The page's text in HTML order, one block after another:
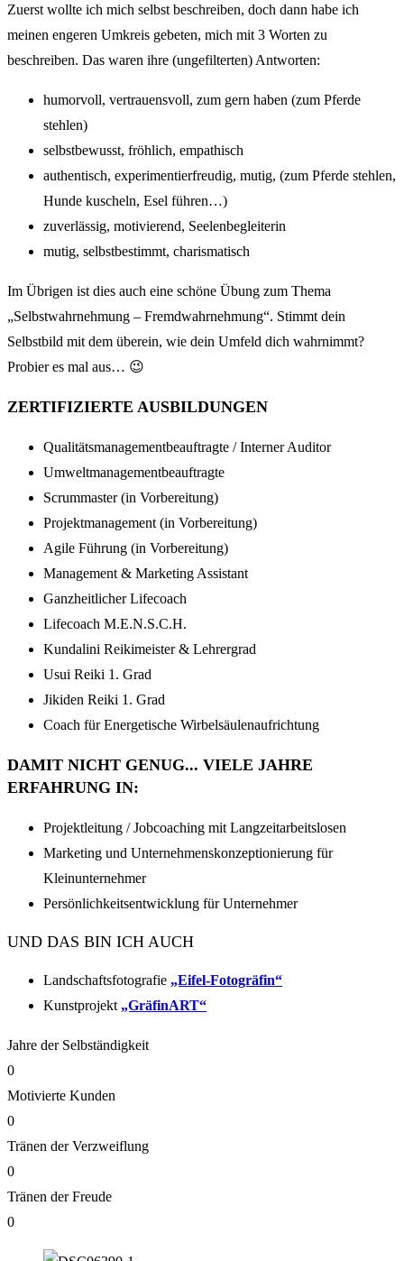
Zuerst wollte ich mich selbst beschreiben, doch dann habe ich
meinen engeren Umkreis gebeten, mich mit 3 Worten zu
beschreiben. Das waren ihre (ungefilterten) Antworten:
humorvoll, vertrauensvoll, zum gern haben (zum Pferde
stehlen)
selbstbewusst, fröhlich, empathisch
authentisch, experimentierfreudig, mutig, (zum Pferde stehlen,
Hunde kuscheln, Esel führen…)
zuverlässig, motivierend, Seelenbegleiterin
mutig, selbstbestimmt, charismatisch
Im Übrigen ist dies auch eine schöne Übung zum Thema
„Selbstwahrnehmung – Fremdwahrnehmung“. Stimmt dein
Selbstbild mit dem überein, wie dein Umfeld dich wahrnimmt?
Probier es mal aus… 😉
ZERTIFIZIERTE AUSBILDUNGEN
Qualitätsmanagementbeauftragte / Interner Auditor
Umweltmanagementbeauftragte
Scrummaster (in Vorbereitung)
Projektmanagement (in Vorbereitung)
Agile Führung (in Vorbereitung)
Management & Marketing Assistant
Ganzheitlicher Lifecoach
Lifecoach M.E.N.S.C.H.
Kundalini Reikimeister & Lehrergrad
Usui Reiki 1. Grad
Jikiden Reiki 1. Grad
Coach für Energetische Wirbelsäulenaufrichtung
DAMIT NICHT GENUG... VIELE JAHRE
ERFAHRUNG IN:
Projektleitung / Jobcoaching mit Langzeitarbeitslosen
Marketing und Unternehmenskonzeptionierung für
Kleinunternehmer
Persönlichkeitsentwicklung für Unternehmer
UND DAS BIN ICH AUCH
Landschaftsfotografie „Eifel-Fotogräfin“
Kunstprojekt „GräfinART“
Jahre der Selbständigkeit
0
Motivierte Kunden
0
Tränen der Verzweiflung
0
Tränen der Freude
0